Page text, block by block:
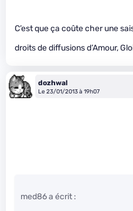
C’est que ça coûte cher une
droits de diffusions d’Amour,
dozhwal
Le 23/01/2013 à 19h07
med86 a écrit :